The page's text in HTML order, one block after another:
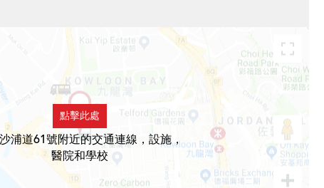
點擊此處
浦道61號附近的交通連線，設施，
醫院和學校